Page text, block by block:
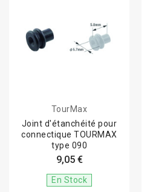
TourMax
Joint d'étanchéité pour
connectique TOURMAX
type 090
9,05 €
En Stock